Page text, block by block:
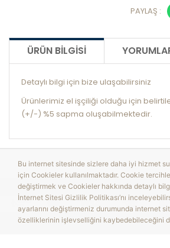
PAYLAŞ :
ÜRÜN BILGISI
Detaylı bilgi için bize ulaşabilirsiniz
Ürünlerimiz el işçiliği olduğu için
(+/-) %5 sapma oluşabilmektedir.
Bu internet sitesinde sizlere daha iyi hizmet
için Cookieler kullanılmaktadır. Cookie
değiştirmek ve Cookieler hakkında detaylı
İnternet Sitesi Gizlilik Politikası’nı
ayarlarını değiştirmeniz durumunda internet
özelliklerinin işlevselliğini kaybedebileceğini